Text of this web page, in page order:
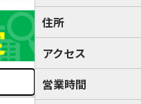
住所
アクセス
営業時間